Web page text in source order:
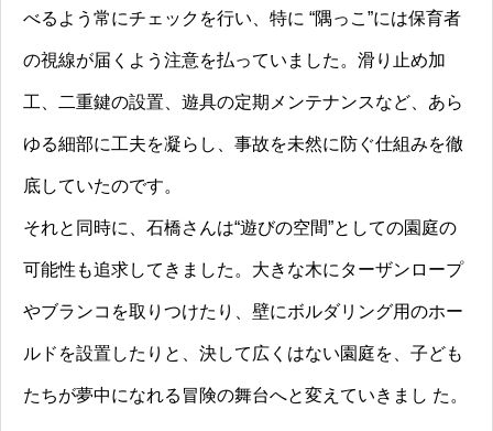
べるよう常にチェックを行い、特に “隅っこ”には保育者
の視線が届くよう注意を払っていました。滑り止め加
工、二重鍵の設置、遊具の定期メンテナンスなど、あら
ゆる細部に工夫を凝らし、事故を未然に防ぐ仕組みを徹
底していたのです。
それと同時に、石橋さんは“遊びの空間”としての園庭の
可能性も追求してきました。大きな木にターザンロープ
やブランコを取りつけたり、壁にボルダリング用のホー
ルドを設置したりと、決して広くはない園庭を、子ども
たちが夢中になれる冒険の舞台へと変えていきまし た。